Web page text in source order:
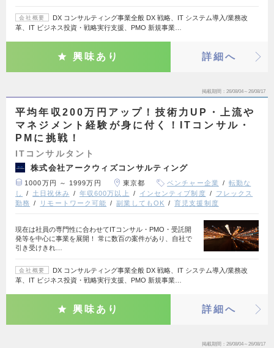
会社概要
DX コンサルティング事業全般 DX 戦略、IT システム導入/業務改
革、IT ビジネス投資・戦略実行支援、PMO 新規事業…
興味あり 詳細へ
掲載期間 26/08/04～26/08/17
平均年収200万円アップ！技術力UP・上流や
マネジメント経験が身に付く！ITコンサル・
PMに挑戦！
ITコンサルタント
株式会社アークウィズコンサルティング
1000万円 ～ 1999万円 東京都 ベンチャー企業
転勤な
し
土日祝休み 年収600万以上 インセンティブ制度
フレックス
勤務
リモートワーク可能 副業してもOK 育児支援制度
現在は社員の専門性に合わせてITコンサル・PMO・受託開
発等を中心に事業を展開！ 常に数百の案件があり、自社で
引き受けきれ…
会社概要
DX コンサルティング事業全般 DX 戦略、IT システム導入/業務改
革、IT ビジネス投資・戦略実行支援、PMO 新規事業…
興味あり 詳細へ
掲載期間 26/08/04～26/08/17